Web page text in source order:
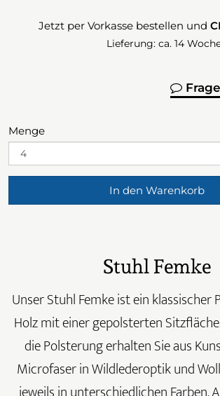
Jetzt per Vorkasse bestellen und
Lieferung: ca. 14
Menge
In den Warenkorb
Stuhl Femke
Unser Stuhl Femke ist ein klassischer
Holz mit einer gepolsterten
die Polsterung erhalten Sie aus
Microfaser in Wildlederoptik und